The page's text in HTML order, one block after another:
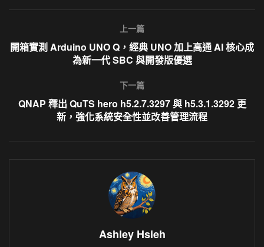
上一篇
開箱實測 Arduino UNO Q，經典 UNO 加上高通 AI 核心成
為新一代 SBC 與開發版優選
下一篇
QNAP 釋出 QuTS hero h5.2.7.3297 與 h5.3.1.3292 更
新，強化系統安全性並改善管理流程
Ashley Hsieh